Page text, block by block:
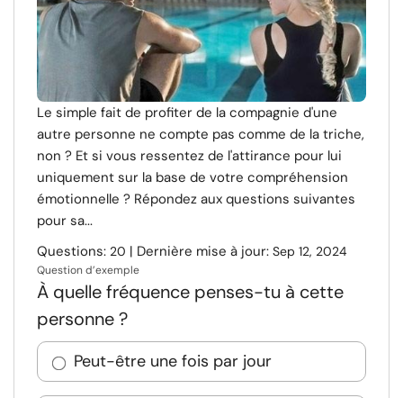
Le simple fait de profiter de la compagnie d'une
autre personne ne compte pas comme de la triche,
non ? Et si vous ressentez de l'attirance pour lui
uniquement sur la base de votre compréhension
émotionnelle ? Répondez aux questions suivantes
pour sa...
Questions: 20 | Dernière mise à jour: Sep 12, 2024
Question d’exemple
À quelle fréquence penses-tu à cette
personne ?
Peut-être une fois par jour